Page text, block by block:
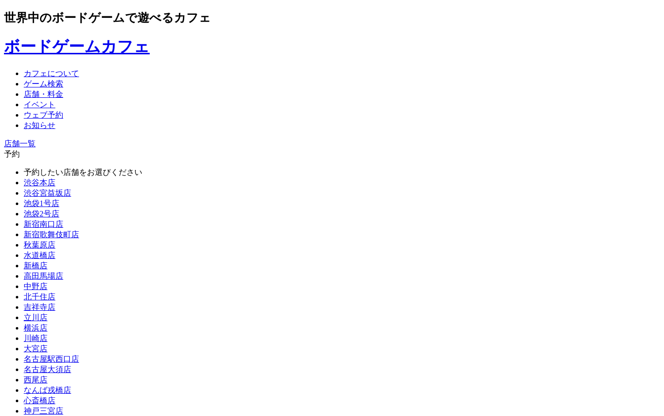
世界中のボードゲームで遊べるカフェ
ボードゲームカフェ
カフェについて
ゲーム検索
店舗・料金
イベント
ウェブ予約
お知らせ
店舗一覧
予約
予約したい店舗をお選びください
渋谷本店
渋谷宮益坂店
池袋1号店
池袋2号店
新宿南口店
新宿歌舞伎町店
秋葉原店
水道橋店
新橋店
高田馬場店
中野店
北千住店
吉祥寺店
立川店
横浜店
川崎店
大宮店
名古屋駅西口店
名古屋大須店
西尾店
なんば戎橋店
心斎橋店
神戸三宮店